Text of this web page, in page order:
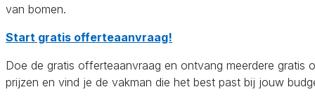
van bomen.
Start gratis offerteaanvraag!
Doe de gratis offerteaanvraag en ontvang meerdere gratis
prijzen en vind je de vakman die het best past bij jouw